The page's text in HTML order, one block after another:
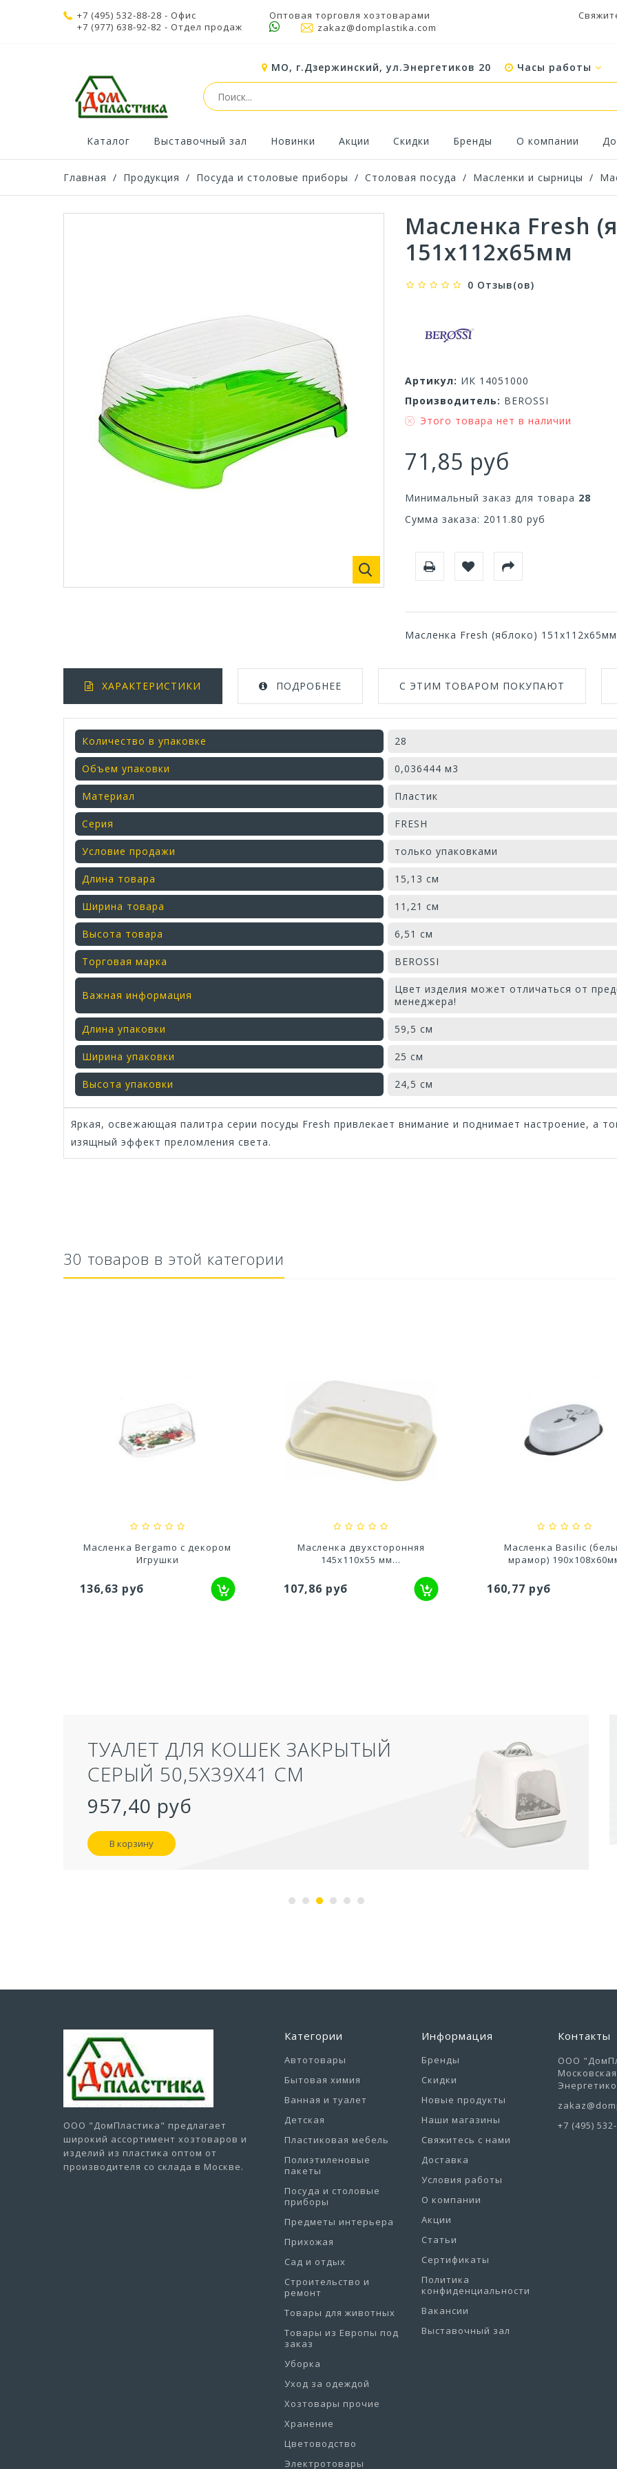
+7 (495) 532-88-28 - Офис
+7 (977) 638-92-82 - Отдел продаж
Оптовая торговля хозтоварами
zakaz@domplastika.com
МО, г.Дзержинский, ул.Энергетиков 20 Часы работы
Каталог Выставочный зал Новинки Акции Скидки Бренды О компании
Главная / Продукция / Посуда и столовые приборы / Столовая посуда / Масленки и сырницы /
Масленка Fresh
151х112х65мм
0 Отзыв(ов)
Артикул: ИК 14051000
Производитель: BEROSSI
Этого товара нет в наличии
71,85 руб
Минимальный заказ для товара 28
Сумма заказа: 2011.80 руб
Масленка Fresh (яблоко) 151х112х65мм
ХАРАКТЕРИСТИКИ ПОДРОБНЕЕ С ЭТИМ ТОВАРОМ ПОКУПАЮТ
Количество в упаковке 28
Объем упаковки 0,036444 м3
Материал Пластик
Серия FRESH
Условие продажи только упаковками
Длина товара 15,13 см
Ширина товара 11,21 см
Высота товара 6,51 см
Торговая марка BEROSSI
Важная информация
Цвет изделия может отличаться от
менеджера!
Длина упаковки 59,5 см
Ширина упаковки 25 см
Высота упаковки 24,5 см
Яркая, освежающая палитра серии посуды Fresh привлекает внимание и поднимает настроение, а
изящный эффект преломления света.
Ускоритель компоста 60гр
Средство для септического
резервуара и для...
Средство для выгребных
30 товаров в этой категории
Масленка Bergamo с декором
Игрушки
136,63 руб
Масленка двухсторонняя
145х110х55 мм...
107,86 руб
Масленка Basilic
мрамор)
160,77 руб
ТУАЛЕТ ДЛЯ КОШЕК ЗАКРЫТЫЙ
СЕРЫЙ 50,5Х39Х41 СМ
957,40 руб
В корзину
ООО "ДомПластика" предлагает
широкий ассортимент хозтоваров и
изделий из пластика оптом от
производителя со склада в Москве.
Категории
Автотовары
Бытовая химия
Ванная и туалет
Детская
Пластиковая мебель
Полиэтиленовые
пакеты
Посуда и столовые
приборы
Предметы интерьера
Прихожая
Сад и отдых
Строительство и
ремонт
Товары для животных
Товары из Европы под
заказ
Уборка
Уход за одеждой
Хозтовары прочие
Хранение
Цветоводство
Электротовары
Информация
Бренды
Скидки
Новые продукты
Наши магазины
Свяжитесь с нами
Доставка
Условия работы
О компании
Акции
Статьи
Сертификаты
Политика
конфиденциальности
Вакансии
Выставочный зал
Контакты
ООО
+7 (495)